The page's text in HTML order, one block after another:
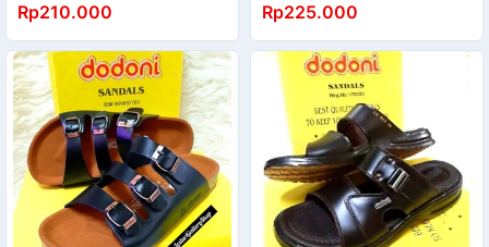
BARU
Rp210.000
BARU
Rp225.000